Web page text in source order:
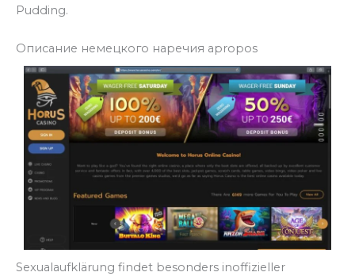
Pudding.
Описание немецкого наречия apropos
Sexualaufklärung findet besonders inoffizieller